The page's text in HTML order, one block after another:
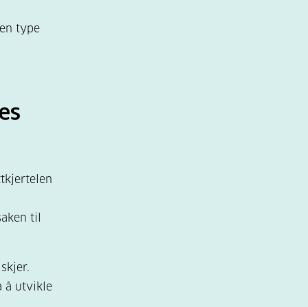
type
til
å utvikle